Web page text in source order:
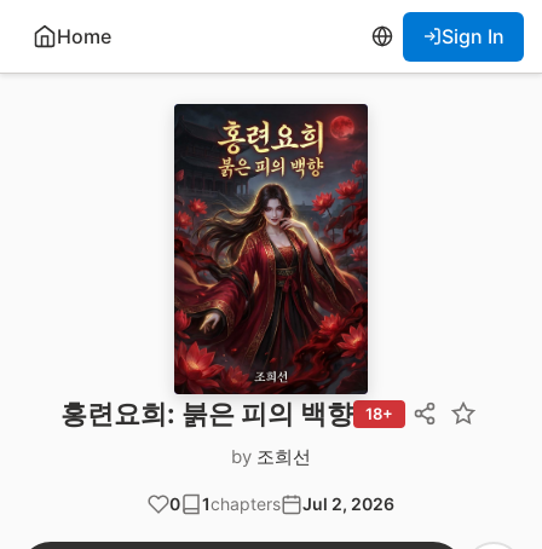
Home Sign In
홍련요희: 붉은 피의 백향 18+
by 조희선
0 1chapters Jul 2, 2026